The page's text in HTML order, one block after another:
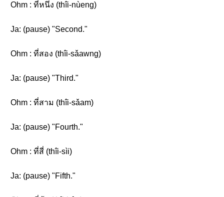
Ohm : ที่หนึ่ง (thîi-nùeng)
Ja: (pause) "Second."
Ohm : ที่สอง (thîi-sǎawng)
Ja: (pause) "Third."
Ohm : ที่สาม (thîi-sǎam)
Ja: (pause) "Fourth."
Ohm : ที่สี่ (thîi-sìi)
Ja: (pause) "Fifth."